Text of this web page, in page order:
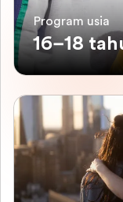
Program usia
16–18